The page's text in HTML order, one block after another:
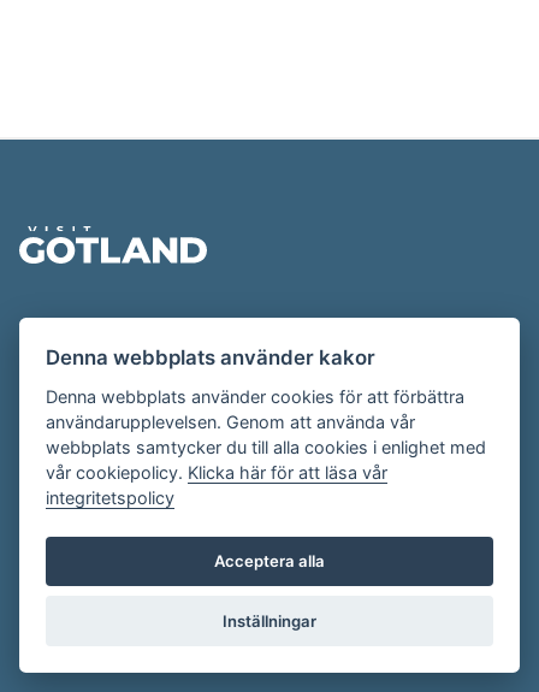
Evenemangskalendern presenteras av
Destination Gotland påvisitgotland.se.
Har du frågor om evenemangskalendern? Mejla oss på
evenemang@visitgotland.se.
Cookies
Villkor
Skapa konto
Denna webbplats använder kakor
Denna webbplats använder cookies för att förbättra
användarupplevelsen. Genom att använda vår
webbplats samtycker du till alla cookies i enlighet med
vår cookiepolicy. Klicka här för att läsa vår
integritetspolicy
Acceptera alla
Inställningar